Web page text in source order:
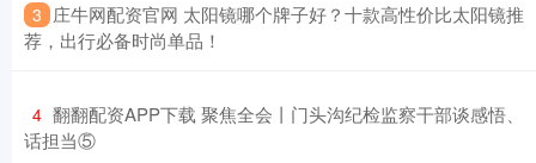
3 ​庄牛网配资官网 太阳镜哪个牌子好？十款高性价比太阳镜推
荐，出行必备时尚单品！
4 ​翻翻配资APP下载 聚焦全会丨门头沟纪检监察干部谈感悟、
话担当⑤